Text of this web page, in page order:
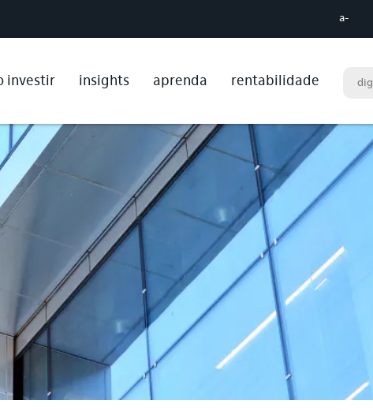
a-
investir insights aprenda rentabilidade